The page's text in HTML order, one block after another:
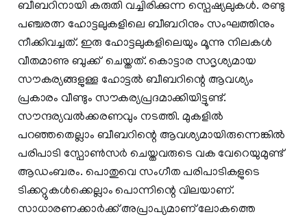
ബീബറിനായി കരുതി വച്ചിരിക്കുന്ന സ്പെഷ്യലുകള്‍. രണ്ടു
പഞ്ചരത്ന ഹോട്ടലുകളിലെ ബീബറിനും സംഘത്തിനും
നീക്കിവച്ചത്. ഇരു ഹോട്ടലുകളിലെയും മൂന്നു നിലകൾ
വീതമാണു ബുക്ക് ചെയ്തത്. കൊട്ടാര സദൃശ്യമായ
സൗകര്യങ്ങളുള്ള ഹോട്ടൽ ബീബറിന്റെ ആവശ്യം
പ്രകാരം വീണ്ടും സൗകര്യപ്രദമാക്കിയിട്ടുണ്ട്.
സൗന്ദര്യവൽക്കരണവും നടത്തി. മുകളിൽ
പറഞ്ഞതെല്ലാം ബീബറിന്റെ ആവശ്യമായിരുന്നെങ്കിൽ
പരിപാടി സ്പോൺസർ ചെയ്തവരുടെ വക വേറെയുമുണ്ട്
ആഡംബരം. പൊതുവെ സംഗീത പരിപാടികളുടെ
ടിക്കറ്റുകൾ‌ക്കെല്ലാം പൊന്നിന്റെ വിലയാണ്.
സാധാരണക്കാർക്ക് അപ്രാപ്യമാണ് ലോകത്തെ